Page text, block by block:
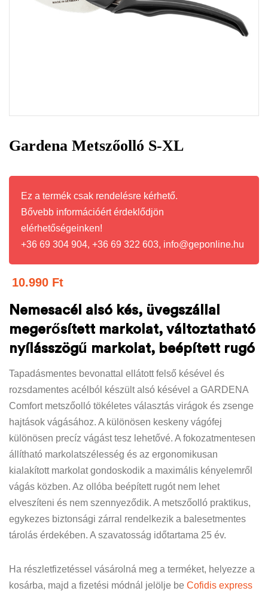
Gardena Metszőolló S-XL
Ez a termék csak rendelésre kérhető.
Bővebb információért érdeklődjön
elérhetőségeinken!
+36 69 304 904, +36 69 322 603, info@geponline.hu
10.990 Ft
Nemesacél alsó kés, üvegszállal
megerősített markolat, változtatható
nyílásszögű markolat, beépített rugó
Tapadásmentes bevonattal ellátott felső késével és
rozsdamentes acélból készült alsó késével a GARDENA
Comfort metszőolló tökéletes választás virágok és zsenge
hajtások vágásához. A különösen keskeny vágófej
különösen precíz vágást tesz lehetővé. A fokozatmentesen
állítható markolatszélesség és az ergonomikusan
kialakított markolat gondoskodik a maximális kényelemről
vágás közben. Az ollóba beépített rugót nem lehet
elveszíteni és nem szennyeződik. A metszőolló praktikus,
egykezes biztonsági zárral rendelkezik a balesetmentes
tárolás érdekében. A szavatosság időtartama 25 év.
Ha részletfizetéssel vásárolná meg a terméket, helyezze a
kosárba, majd a fizetési módnál jelölje be Cofidis express